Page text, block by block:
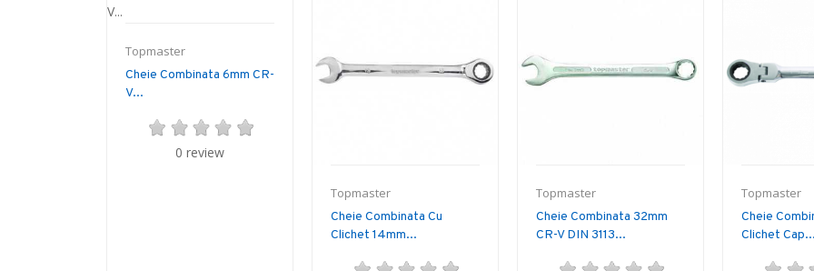
Topmaster
Cheie Combinata 6mm CR-
V...
0 review
Topmaster
Cheie Combinata Cu
Clichet 14mm...
Topmaster
Cheie Combinata 32mm
CR-V DIN 3113...
Topmaster
Cheie
Clichet